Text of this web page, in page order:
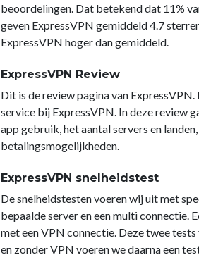
beoordelingen. Dat betekend dat 11%
geven ExpressVPN gemiddeld 4.7
ExpressVPN hoger dan gemiddeld.
ExpressVPN Review
Dit is de review pagina van
service bij ExpressVPN. In deze review
app gebruik, het aantal servers en
betalingsmogelijkheden.
ExpressVPN snelheidstest
De snelheidstesten voeren wij uit met
bepaalde server en een multi connectie.
met een VPN connectie. Deze twee
en zonder VPN voeren we daarna een